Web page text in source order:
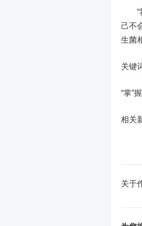
“我
己不
生菌
关键
“掌”
相关
关于